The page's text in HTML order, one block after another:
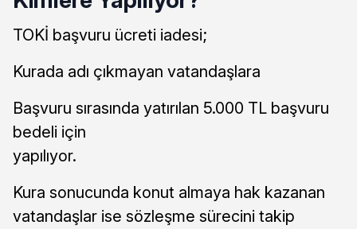
TOKİ başvuru ücreti iadesi;
Kurada adı çıkmayan vatandaşlara
Başvuru sırasında yatırılan 5.000 TL başvuru
bedeli için
yapılıyor.
Kura sonucunda konut almaya hak kazanan
vatandaşlar ise sözleşme sürecini takip